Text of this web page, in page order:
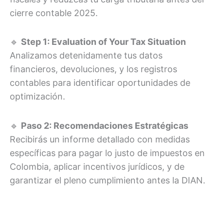
cierre contable 2025.
🔹 Step 1: Evaluation of Your Tax Situation
Analizamos detenidamente tus datos
financieros, devoluciones, y los registros
contables para identificar oportunidades de
optimización.
🔹 Paso 2: Recomendaciones Estratégicas
Recibirás un informe detallado con medidas
específicas para pagar lo justo de impuestos en
Colombia, aplicar incentivos jurídicos, y de
garantizar el pleno cumplimiento antes la DIAN.